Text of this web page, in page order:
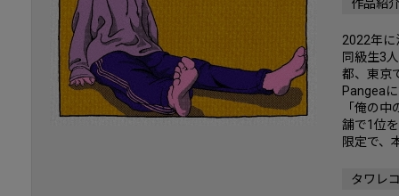
作品紹
2022年に
同級生3
都、東京
Pangea
「俺の
舗で1位
限定で、
タワレ